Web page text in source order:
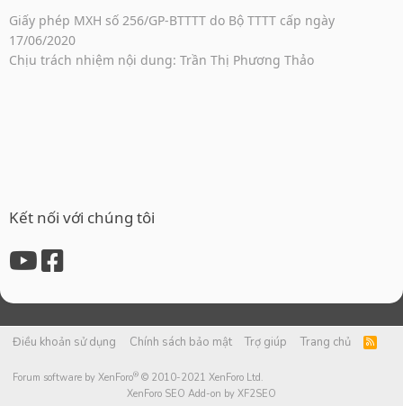
Giấy phép MXH số 256/GP-BTTTT do Bộ TTTT cấp ngày
17/06/2020
Chịu trách nhiệm nội dung: Trần Thị Phương Thảo
Kết nối với chúng tôi
Điều khoản sử dụng Chính sách bảo mật Trợ giúp Trang chủ
R
S
Forum software by XenForo® © 2010-2021 XenForo Ltd.
XenForo SEO Add-on by XF2SEO